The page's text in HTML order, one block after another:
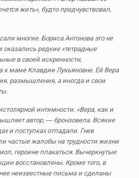
жить», будто предчувствовал,
многие. Бориса Антонова это не
оказались редкие «тетрадные
в своей искренности,
к маме Клавдии Лукьяновне. Ей Вера
размышления, а иногда и свои
интимности. «Вера, как и
автор, ― бронзовела. Всякие
и поступках отпадали. Гнев
частые жалобы на трудности жизни
героине плакаться. Вычеркнутые
восстановлены. Кроме того, в
неизвестные письма и сделаны